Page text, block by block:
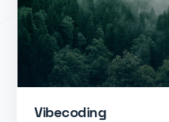
Vibecoding